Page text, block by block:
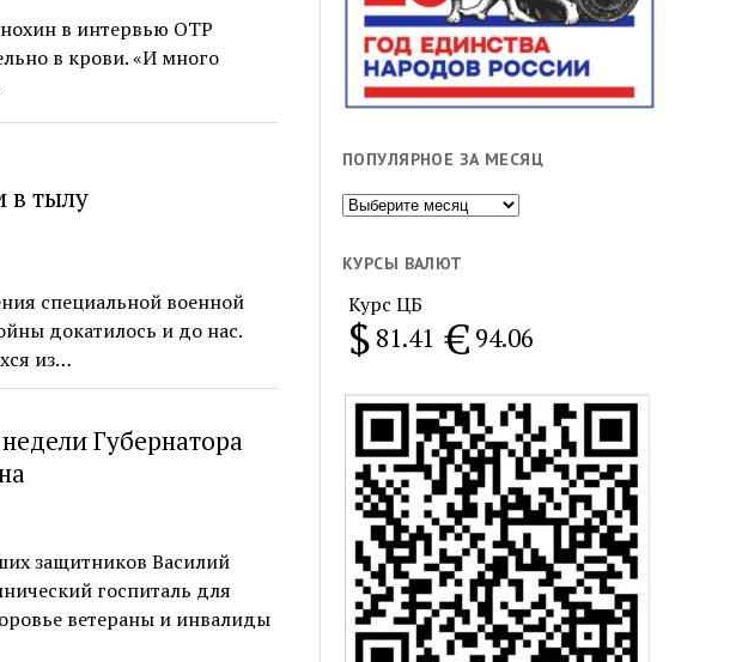
в интервью ОТР
в крови. «И много
в тылу
специальной военной
докатилось и до нас.
из…
Губернатора
защитников Василий
госпиталь для
ветераны и инвалиды
ПОПУЛЯРНОЕ ЗА МЕСЯЦ
Популярное
месяц
КУРСЫ ВАЛЮТ
Курс ЦБ
$ 81.41 € 94.06